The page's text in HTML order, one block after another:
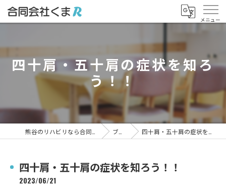
四十肩・五十肩の症状を知ろ
う！！
ブログ 四十肩・五十肩の症状を知ろう！！
四十肩・五十肩の症状を知ろう！！
2023/06/21